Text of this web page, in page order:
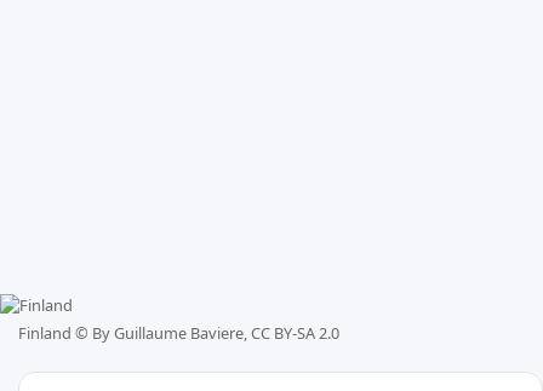
Finland © By Guillaume Baviere, CC BY-SA 2.0